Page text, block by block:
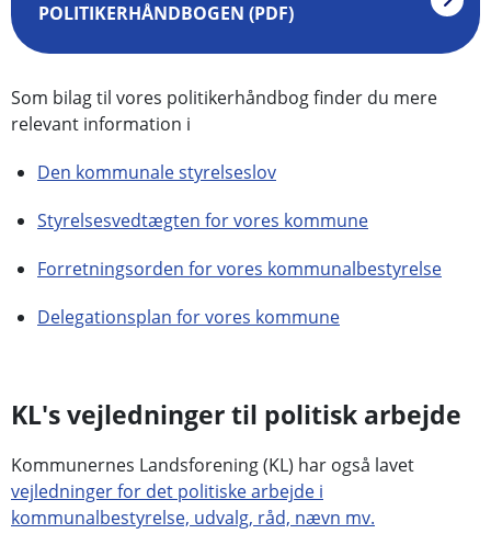
POLITIKERHÅNDBOGEN (PDF)
Som bilag til vores politikerhåndbog finder du mere
relevant information i
Den kommunale styrelseslov
Styrelsesvedtægten for vores kommune
Forretningsorden for vores kommunalbestyrelse
Delegationsplan for vores kommune
KL's vejledninger til politisk arbejde
Kommunernes Landsforening (KL) har også lavet
vejledninger for det politiske arbejde i
kommunalbestyrelse, udvalg, råd, nævn mv.